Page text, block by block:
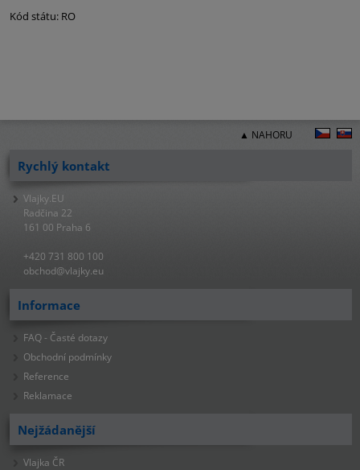
Kód státu: RO
▲ NAHORU
Rychlý kontakt
Vlajky.EU
Radčina 22
161 00 Praha 6
+420 731 800 100
obchod@vlajky.eu
Informace
FAQ - Časté dotazy
Obchodní podmínky
Reference
Reklamace
Nejžádanější
Vlajka ČR